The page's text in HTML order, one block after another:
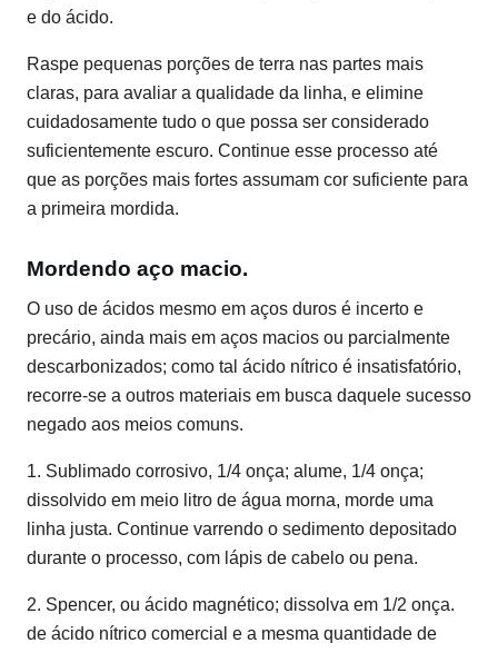
e do ácido.
Raspe pequenas porções de terra nas partes mais
claras, para avaliar a qualidade da linha, e elimine
cuidadosamente tudo o que possa ser considerado
suficientemente escuro. Continue esse processo até
que as porções mais fortes assumam cor suficiente para
a primeira mordida.
Mordendo aço macio.
O uso de ácidos mesmo em aços duros é incerto e
precário, ainda mais em aços macios ou parcialmente
descarbonizados; como tal ácido nítrico é insatisfatório,
recorre-se a outros materiais em busca daquele sucesso
negado aos meios comuns.
1. Sublimado corrosivo, 1/4 onça; alume, 1/4 onça;
dissolvido em meio litro de água morna, morde uma
linha justa. Continue varrendo o sedimento depositado
durante o processo, com lápis de cabelo ou pena.
2. Spencer, ou ácido magnético; dissolva em 1/2 onça.
de ácido nítrico comercial e a mesma quantidade de